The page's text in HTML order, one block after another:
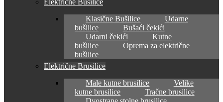
Električne Bušilice
Klasične Bušilice
Udarne
bušilice
Bušaći čekići
Udarni čekići
Kutne
bušilice
Oprema za električne
bušilice
Električne Brusilice
Male kutne brusilice
Velike
kutne brusilice
Tračne brusilice